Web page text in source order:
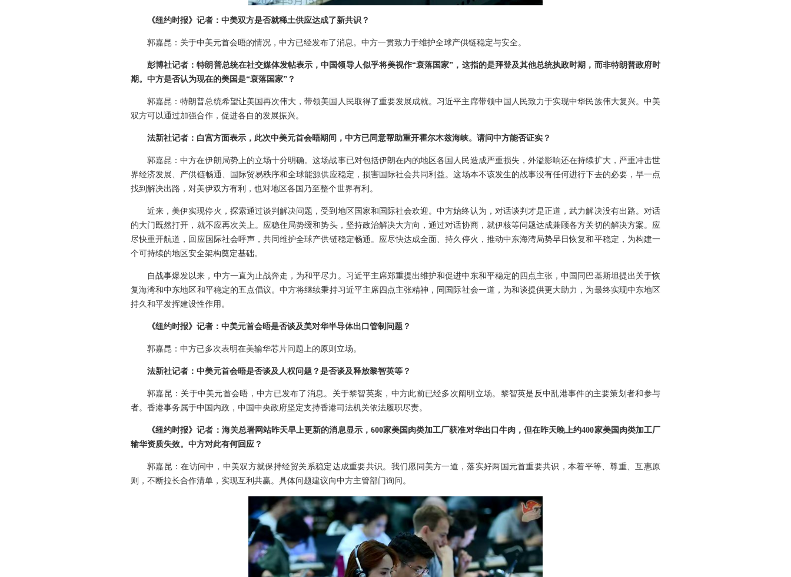
《纽约时报》记者：中美双方是否就稀土供应达成了新共识？
郭嘉昆：关于中美元首会晤的情况，中方已经发布了消息。中方一贯致力于维护全球产供链稳定与安全。
彭博社记者：特朗普总统在社交媒体发帖表示，中国领导人似乎将美视作“衰落国家”，这指的是拜登及其他总统执政时期，而非特朗普政府时
期。中方是否认为现在的美国是“衰落国家”？
郭嘉昆：特朗普总统希望让美国再次伟大，带领美国人民取得了重要发展成就。习近平主席带领中国人民致力于实现中华民族伟大复兴。中美
双方可以通过加强合作，促进各自的发展振兴。
法新社记者：白宫方面表示，此次中美元首会晤期间，中方已同意帮助重开霍尔木兹海峡。请问中方能否证实？
郭嘉昆：中方在伊朗局势上的立场十分明确。这场战事已对包括伊朗在内的地区各国人民造成严重损失，外溢影响还在持续扩大，严重冲击世
界经济发展、产供链畅通、国际贸易秩序和全球能源供应稳定，损害国际社会共同利益。这场本不该发生的战事没有任何进行下去的必要，早一点
找到解决出路，对美伊双方有利，也对地区各国乃至整个世界有利。
近来，美伊实现停火，探索通过谈判解决问题，受到地区国家和国际社会欢迎。中方始终认为，对话谈判才是正道，武力解决没有出路。对话
的大门既然打开，就不应再次关上。应稳住局势缓和势头，坚持政治解决大方向，通过对话协商，就伊核等问题达成兼顾各方关切的解决方案。应
尽快重开航道，回应国际社会呼声，共同维护全球产供链稳定畅通。应尽快达成全面、持久停火，推动中东海湾局势早日恢复和平稳定，为构建一
个可持续的地区安全架构奠定基础。
自战事爆发以来，中方一直为止战奔走，为和平尽力。习近平主席郑重提出维护和促进中东和平稳定的四点主张，中国同巴基斯坦提出关于恢
复海湾和中东地区和平稳定的五点倡议。中方将继续秉持习近平主席四点主张精神，同国际社会一道，为和谈提供更大助力，为最终实现中东地区
持久和平发挥建设性作用。
《纽约时报》记者：中美元首会晤是否谈及美对华半导体出口管制问题？
郭嘉昆：中方已多次表明在美输华芯片问题上的原则立场。
法新社记者：中美元首会晤是否谈及人权问题？是否谈及释放黎智英等？
郭嘉昆：关于中美元首会晤，中方已发布了消息。关于黎智英案，中方此前已经多次阐明立场。黎智英是反中乱港事件的主要策划者和参与
者。香港事务属于中国内政，中国中央政府坚定支持香港司法机关依法履职尽责。
《纽约时报》记者：海关总署网站昨天早上更新的消息显示，600家美国肉类加工厂获准对华出口牛肉，但在昨天晚上约400家美国肉类加工厂
输华资质失效。中方对此有何回应？
郭嘉昆：在访问中，中美双方就保持经贸关系稳定达成重要共识。我们愿同美方一道，落实好两国元首重要共识，本着平等、尊重、互惠原
则，不断拉长合作清单，实现互利共赢。具体问题建议向中方主管部门询问。